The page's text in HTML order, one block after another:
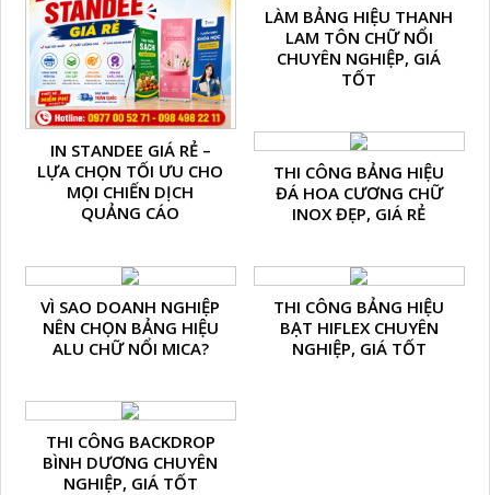
IN STANDEE GIÁ RẺ –
LỰA CHỌN TỐI ƯU CHO
MỌI CHIẾN DỊCH
QUẢNG CÁO
LÀM BẢNG HIỆU THANH
LAM TÔN CHỮ NỔI
CHUYÊN NGHIỆP, GIÁ
TỐT
THI CÔNG BẢNG HIỆU
ĐÁ HOA CƯƠNG CHỮ
INOX ĐẸP, GIÁ RẺ
VÌ SAO DOANH NGHIỆP
NÊN CHỌN BẢNG HIỆU
ALU CHỮ NỔI MICA?
THI CÔNG BẢNG HIỆU
BẠT HIFLEX CHUYÊN
NGHIỆP, GIÁ TỐT
THI CÔNG BACKDROP
BÌNH DƯƠNG CHUYÊN
NGHIỆP, GIÁ TỐT